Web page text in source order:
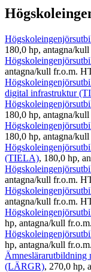
180,0 hp, antagna/
antagna/kull fr.o.m.
digital infrastruktur
180,0 hp, antagna/
180,0 hp, antagna/
(TIELA), 180,0 hp,
antagna/kull fr.o.m.
antagna/kull fr.o.m.
hp, antagna/kull
hp, antagna/kull
Ämneslärarutbildning
(LÄRGR), 270,0 hp,